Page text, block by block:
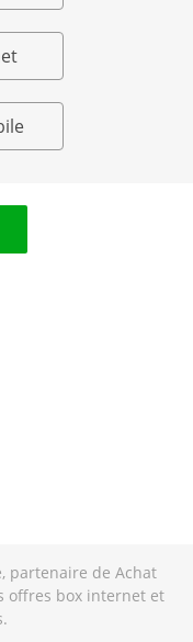
partenaire de Achat
offres box internet et